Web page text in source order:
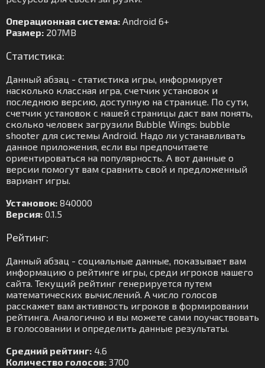
Операционная система: Android 6+
Размер: 207MB
Статистика:
Данный абзац - статистика игры, информирует
насколько классная игра, счетчик установок и
последнюю версию, доступную на странице. По сути,
счетчик установок с нашей страницы даст вам понять,
сколько человек загрузили Bubble Wings: bubble
shooter для системы Android. Надо ли устанавливать
данное приложения, если вы предпочитаете
ориентироваться на популярность. А вот данные о
версии помогут вам сравнить свой и предложенный
вариант игры.
Установок: 840000
Версия: 0.1.5
Рейтинг:
Данный абзац - социальные данные, показывает вам
информацию о рейтинге игры, среди игроков нашего
сайта. Текущий рейтинг генерируется путем
математических вычислений. А число голосов
расскажет вам активность игроков в формировании
рейтинга. Аналогично и вы можете сами поучаствовать
в голосовании и определить данные результаты.
Средний рейтинг: 4.6
Количество голосов: 3700